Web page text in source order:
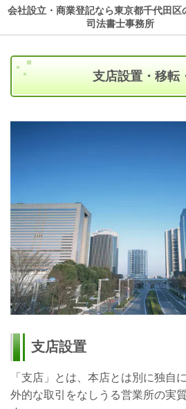
会社設立・商業登記なら東京都千代田区
司法書士事務所
支店設置・移転
支店設置
「支店」とは、本店とは別に独自
外的な取引をなしうる営業所の実